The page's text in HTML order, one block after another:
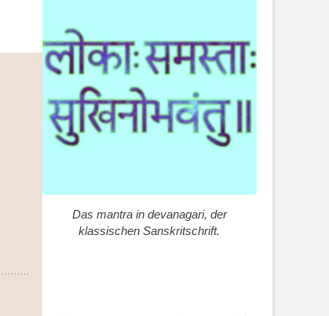
Das mantra in devanagari, der
klassischen Sanskritschrift.